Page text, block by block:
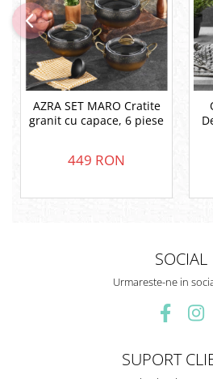
AZRA SET MARO Cratite
granit cu capace, 6 piese
449 RON
SOCIAL
Urmareste-ne in
SUPORT